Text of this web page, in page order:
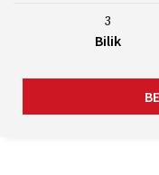
3
Bilik